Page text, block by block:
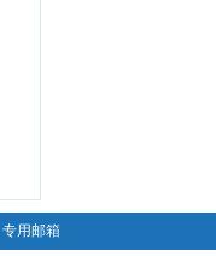
专用邮箱